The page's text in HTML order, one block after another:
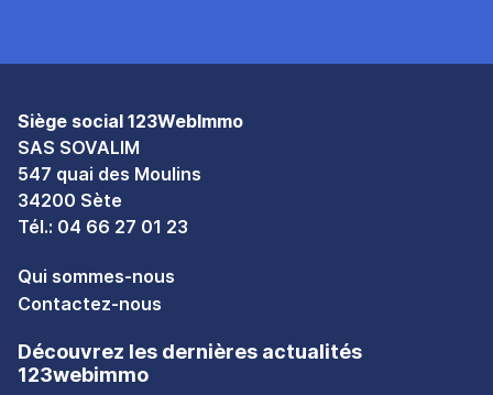
Siège social 123WebImmo
SAS SOVALIM
547 quai des Moulins
34200 Sète
Tél.: 04 66 27 01 23
Qui sommes-nous
Contactez-nous
Découvrez les dernières actualités
123webimmo